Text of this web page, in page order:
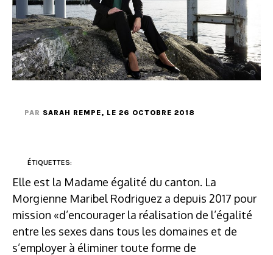
PAR SARAH REMPE, LE 26 OCTOBRE 2018
ÉTIQUETTES:
Elle est la Madame égalité du canton. La
Morgienne Maribel Rodriguez a depuis 2017 pour
mission «d’encourager la réalisation de l’égalité
entre les sexes dans tous les domaines et de
s’employer à éliminer toute forme de